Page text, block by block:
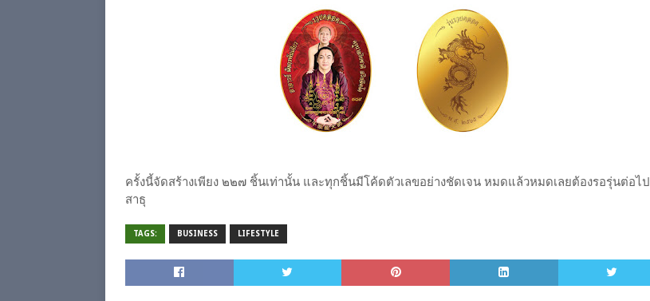
ครั้งนี้จัดสร้างเพียง ๒๒๗ ชิ้นเท่านั้น และทุกชิ้นมีโค้ดตัวเลขอย่างชัดเจน หมดแล้วหมดเลยต้องรอรุ่นต่อไป
สาธุ
TAGS: BUSINESS LIFESTYLE